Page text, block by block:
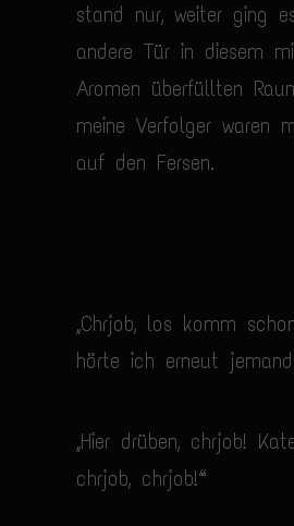
stand nur, weiter ging
andere Tür in diesem
Aromen überfüllten
meine Verfolger waren
auf den Fersen.
„Chrjob, los komm
hörte ich erneut
„Hier drüben, chrjob!
chrjob, chrjob!“